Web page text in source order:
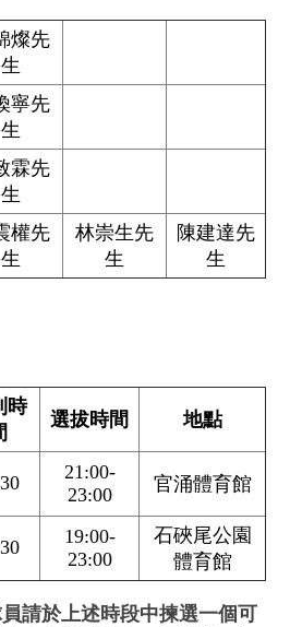
燦先
生
寧先
生
霖先
生
權先
生
林崇生先
生
陳建達先
生
時
選拔時間 地點
21:00-
23:00
官涌體育館
19:00-
23:00
石硤尾公園
體育館
請於上述時段中揀選一個可